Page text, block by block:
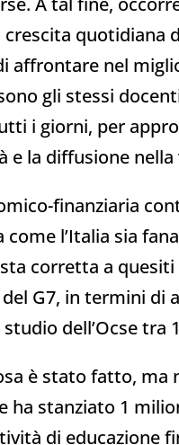
affrontare nel
gli stessi
i giorni, per
e la diffusione
finanziaria
come l’Italia sia
corretta a
G7, in termini di
dell’Ocse tra
è stato fatto, ma
ha stanziato 1
di educazione